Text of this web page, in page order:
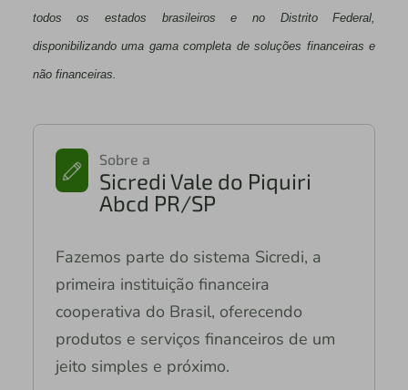
todos os estados brasileiros e no Distrito Federal,
disponibilizando uma gama completa de soluções financeiras e
não financeiras.
Sobre a
Sicredi Vale do Piquiri
Abcd PR/SP
Fazemos parte do sistema Sicredi, a
primeira instituição financeira
cooperativa do Brasil, oferecendo
produtos e serviços financeiros de um
jeito simples e próximo.